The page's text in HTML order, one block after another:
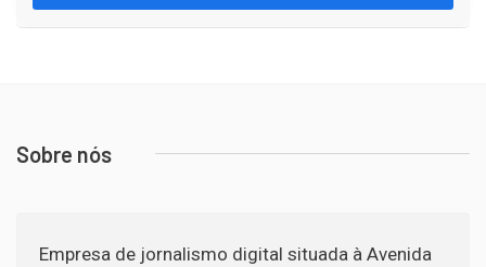
Sobre nós
Empresa de jornalismo digital situada à Avenida